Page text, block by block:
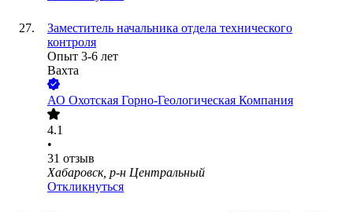
Заместитель начальника отдела технического
контроля
Опыт 3-6 лет
Вахта
АО Охотская Горно-Геологическая Компания
4.1
•
31 отзыв
Хабаровск, р-н Центральный
Откликнуться